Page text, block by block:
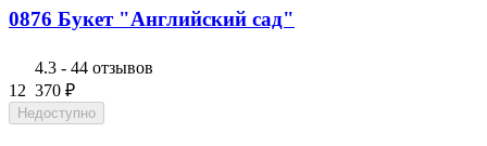
0876 Букет "Английский сад"
4.3 - 44 отзывов
12 370 ₽
Недоступно